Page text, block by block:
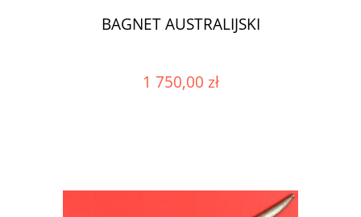
BAGNET AUSTRALIJSKI
1 750,00 zł